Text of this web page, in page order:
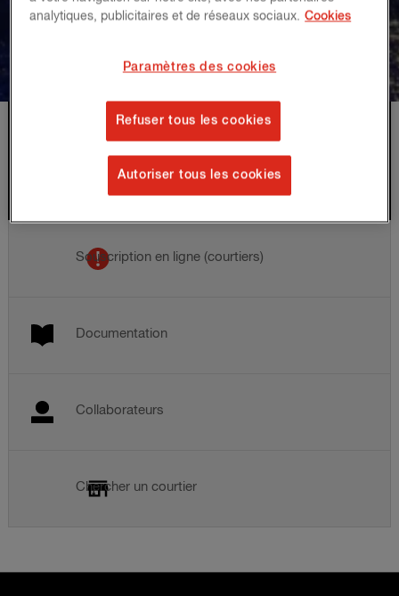
Hiscox Belgique
Comment pouvons-nous
vous aider ?
Souscription en ligne (courtiers)
Documentation
Collaborateurs
Chercher un courtier
analytiques, publicitaires et de réseaux sociaux. Cookies
Paramètres des cookies
Refuser tous les cookies
Autoriser tous les cookies